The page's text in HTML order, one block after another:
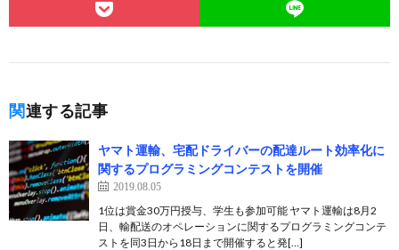
関連する記事
ヤマト運輸、宅配ドライバーの配達ルート効率化に
関するプログラミングコンテストを開催
2019.08.05
1位は賞金30万円授与、学生も参加可能 ヤマト運輸は8月2
日、輸配送のオペレーションに関するプログラミングコンテ
ストを同3日から18日まで開催すると発[…]